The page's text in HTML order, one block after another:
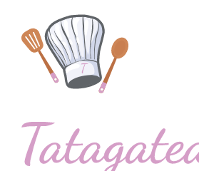
contenu